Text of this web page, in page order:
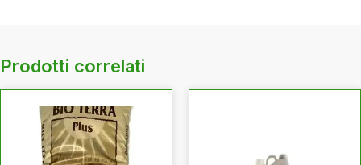
Prodotti correlati